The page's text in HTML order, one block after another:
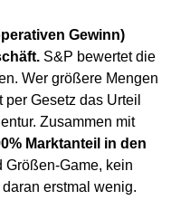
Gewinn)
S&P bewertet die
Wer größere Mengen
Gesetz das Urteil
Zusammen mit
Marktanteil in den
Größen-Game, kein
erstmal wenig.